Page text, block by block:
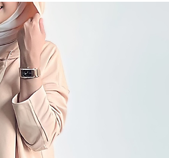
WhatsApp
Line Telegram